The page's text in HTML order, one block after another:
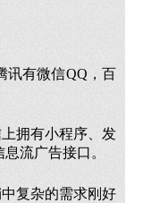
讯有微信QQ，百
拥有小程序、发
流广告接口。
复杂的需求刚好